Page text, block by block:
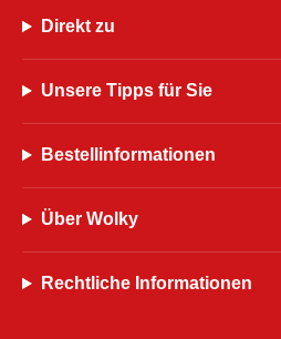
Direkt zu
Unsere Tipps für Sie
Bestellinformationen
Über Wolky
Rechtliche Informationen